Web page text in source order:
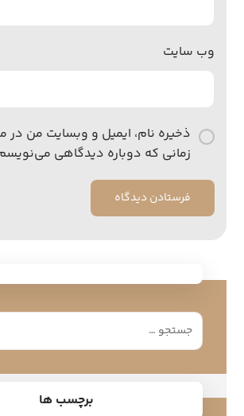
وب‌ سایت
ذخیره نام، ایمیل و وبسایت من در
زمانی که دوباره دیدگاهی
فرستادن دیدگاه
برچسب ها